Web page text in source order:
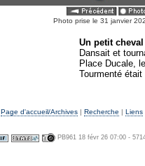
Photo prise le 31 janvier
Un petit
Dansait et
Place Ducale,
Tourmenté
Page d'accueil/Archives | Recherche | Liens
PB961 18 févr 26 07:00 -